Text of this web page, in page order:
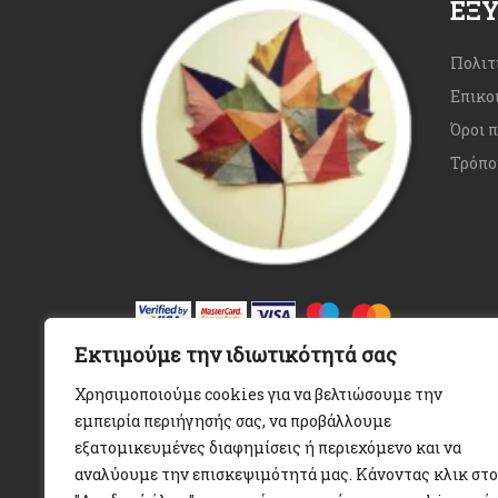
Εκτιμούμε την ιδιωτικότητά σας
Χρησιμοποιούμε cookies για να βελτιώσουμε την
εμπειρία περιήγησής σας, να προβάλλουμε
εξατομικευμένες διαφημίσεις ή περιεχόμενο και να
αναλύουμε την επισκεψιμότητά μας. Κάνοντας κλικ στο
Όροι